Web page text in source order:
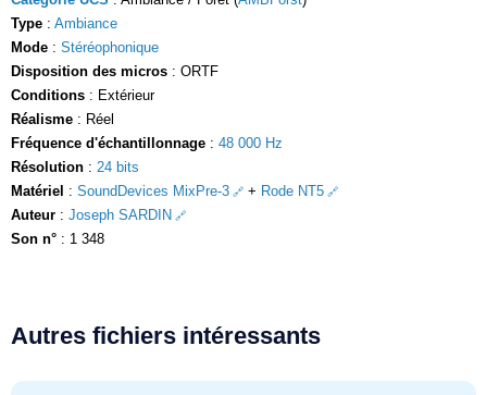
Type : Ambiance
Mode : Stéréophonique
Disposition des micros : ORTF
Conditions : Extérieur
Réalisme : Réel
Fréquence d'échantillonnage : 48 000 Hz
Résolution : 24 bits
Matériel : SoundDevices MixPre-3 + Rode NT5
Auteur : Joseph SARDIN
Son n° : 1 348
Autres fichiers intéressants